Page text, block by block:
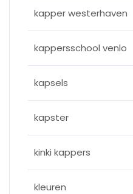
kapper westerhaven
kappersschool venlo
kapsels
kapster
kinki kappers
kleuren